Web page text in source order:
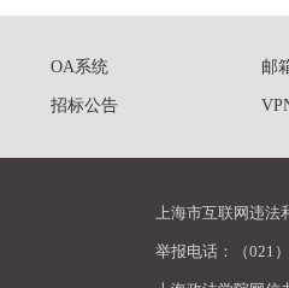
OA系统 邮
招标公告
上海市互联网违
举报电话：（021